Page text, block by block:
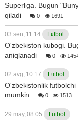
Superliga. Bugun
qiladi
0 1691
03 sen, 11:14 Futbol
O'zbekiston kubogi.
aniqlanadi
0
02 avg, 10:17 Futbol
O'zbekistonlik
mumkin
0 1513
29 may, 08:05 Futbol